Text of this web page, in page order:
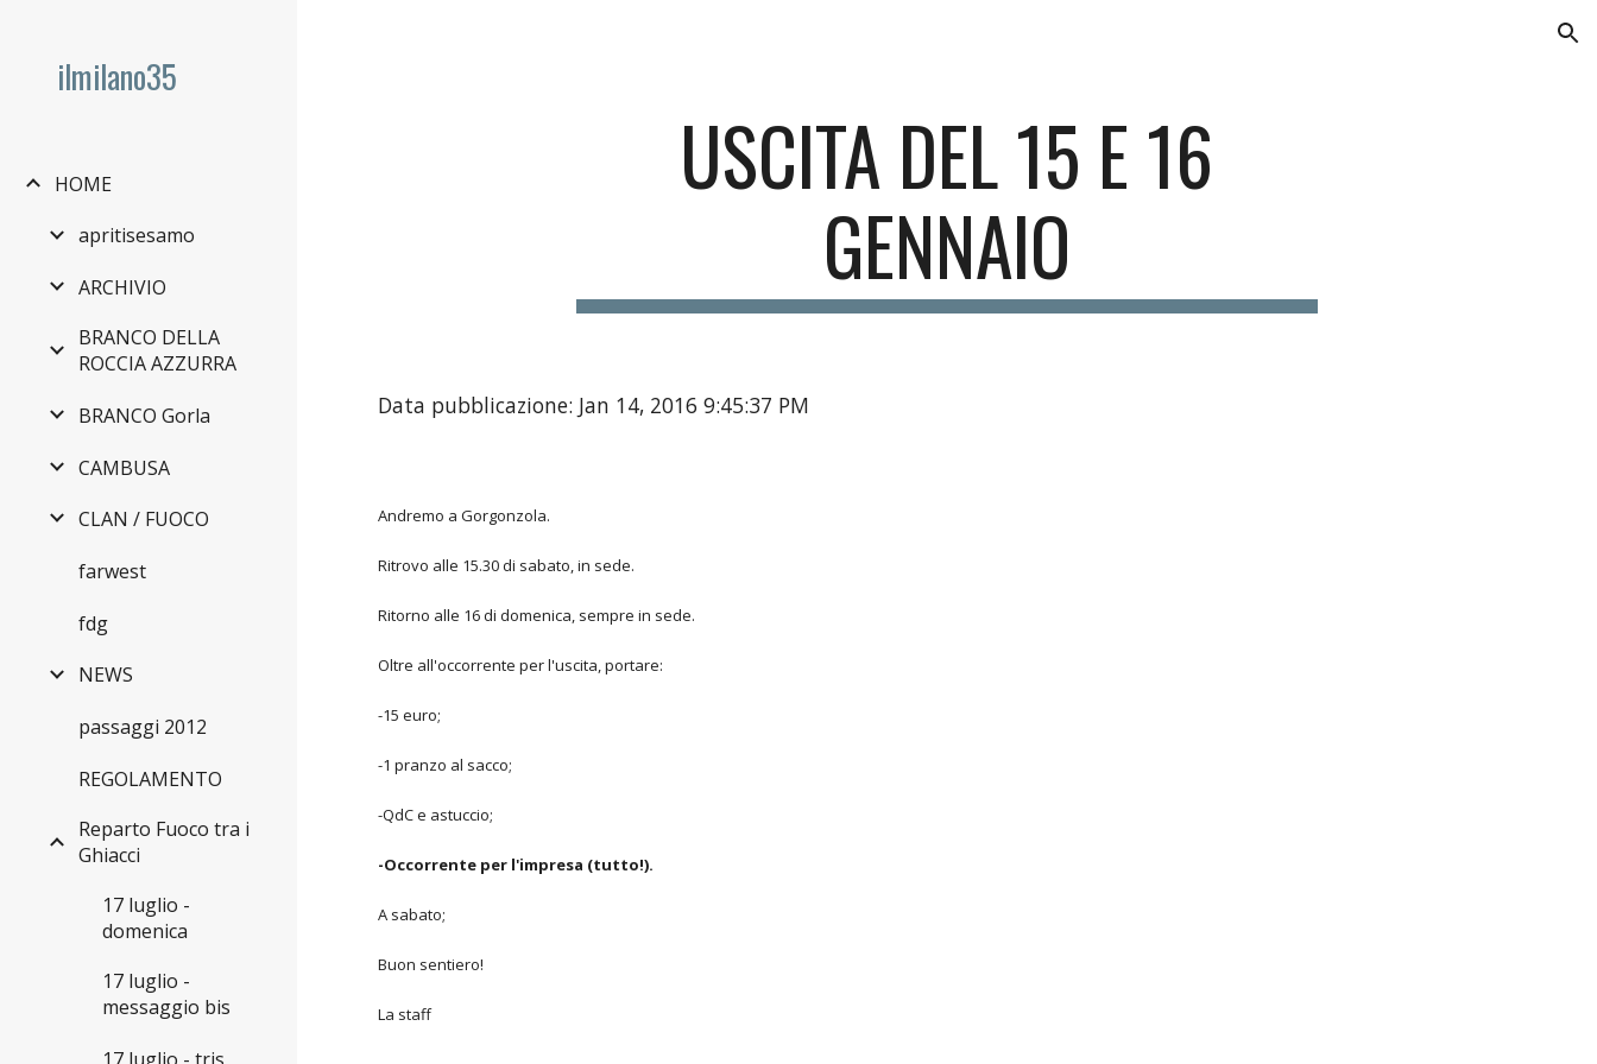
ilmilano35
HOME
apritisesamo
ARCHIVIO
BRANCO DELLA
ROCCIA AZZURRA
BRANCO Gorla
CAMBUSA
CLAN / FUOCO
farwest
fdg
NEWS
passaggi 2012
REGOLAMENTO
Reparto Fuoco tra i
Ghiacci
17 luglio -
domenica
17 luglio -
messaggio bis
USCITA DEL 15 E 16
GENNAIO
Data pubblicazione: Jan 14, 2016 9:45:37 PM
Andremo a Gorgonzola.
Ritrovo alle 15.30 di sabato, in sede.
Ritorno alle 16 di domenica, sempre in sede.
Oltre all'occorrente per l'uscita, portare:
-15 euro;
-1 pranzo al sacco;
-QdC e astuccio;
-Occorrente per l'impresa (tutto!).
A sabato;
Buon sentiero!
La staff